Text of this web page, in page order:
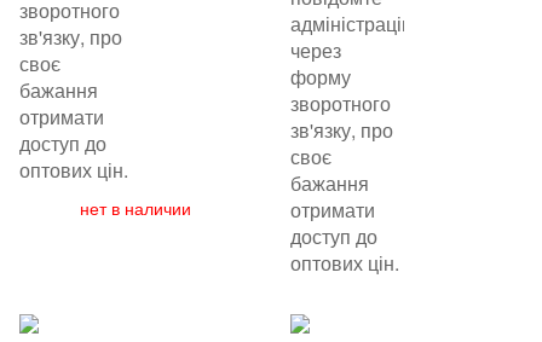
зворотного
зв'язку, про
своє
бажання
отримати
доступ до
оптових цін.
нет в наличии
адміністрацію
через
форму
зворотного
зв'язку, про
своє
бажання
отримати
доступ до
оптових цін.